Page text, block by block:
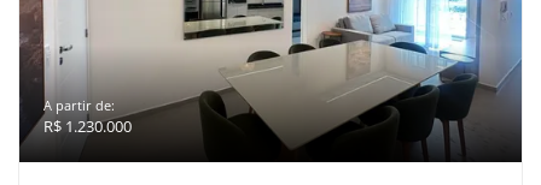
A partir de:
R$ 1.230.000